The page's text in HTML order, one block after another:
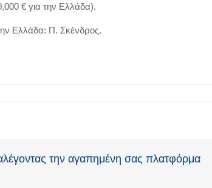
€ για την Ελλάδα).
Ελλάδα: Π. Σκένδρος.
την αγαπημένη σας πλατφόρμα